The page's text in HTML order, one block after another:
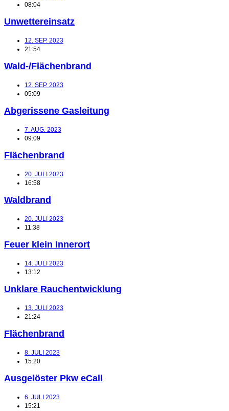
08:04
Unwettereinsatz
12. SEP. 2023
21:54
Wald-/Flächenbrand
12. SEP. 2023
05:09
Abgerissene Gasleitung
7. AUG. 2023
09:09
Flächenbrand
20. JULI 2023
16:58
Waldbrand
20. JULI 2023
11:38
Feuer klein Innerort
14. JULI 2023
13:12
Unklare Rauchentwicklung
13. JULI 2023
21:24
Flächenbrand
8. JULI 2023
15:20
Ausgelöster Pkw eCall
6. JULI 2023
15:21